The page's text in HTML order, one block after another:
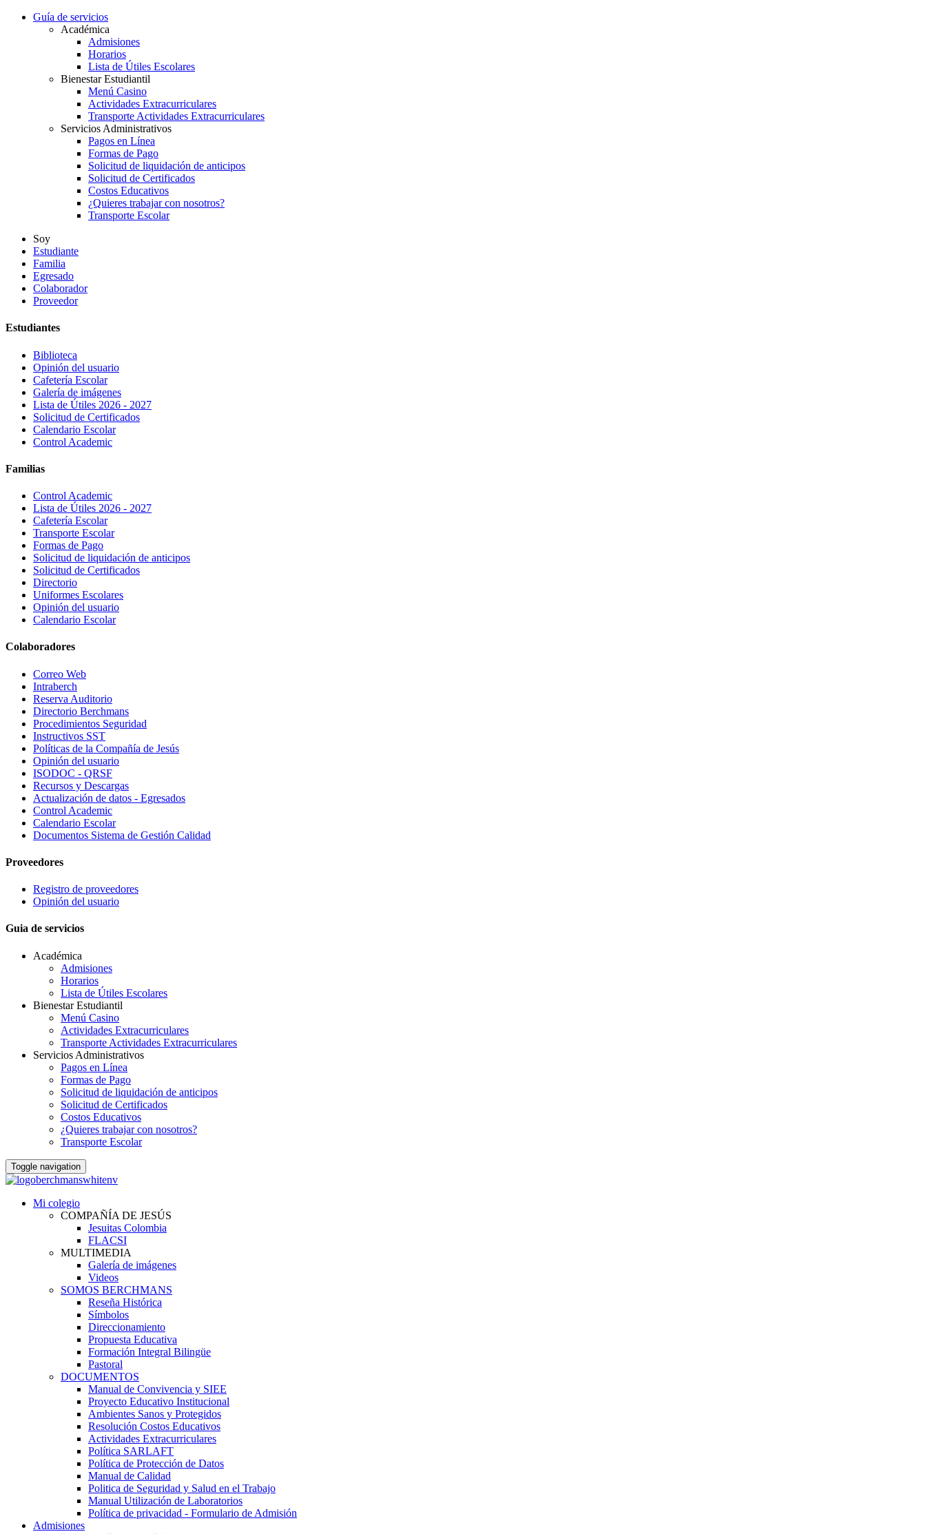
Guía de servicios
Académica
Admisiones
Horarios
Lista de Útiles Escolares
Bienestar Estudiantil
Menú Casino
Actividades Extracurriculares
Transporte Actividades Extracurriculares
Servicios Administrativos
Pagos en Línea
Formas de Pago
Solicitud de liquidación de anticipos
Solicitud de Certificados
Costos Educativos
¿Quieres trabajar con nosotros?
Transporte Escolar
Soy
Estudiante
Familia
Egresado
Colaborador
Proveedor
Estudiantes
Biblioteca
Opinión del usuario
Cafetería Escolar
Galería de imágenes
Lista de Útiles 2026 - 2027
Solicitud de Certificados
Calendario Escolar
Control Academic
Familias
Control Academic
Lista de Útiles 2026 - 2027
Cafetería Escolar
Transporte Escolar
Formas de Pago
Solicitud de liquidación de anticipos
Solicitud de Certificados
Directorio
Uniformes Escolares
Opinión del usuario
Calendario Escolar
Colaboradores
Correo Web
Intraberch
Reserva Auditorio
Directorio Berchmans
Procedimientos Seguridad
Instructivos SST
Políticas de la Compañía de Jesús
Opinión del usuario
ISODOC - QRSF
Recursos y Descargas
Actualización de datos - Egresados
Control Academic
Calendario Escolar
Documentos Sistema de Gestión Calidad
Proveedores
Registro de proveedores
Opinión del usuario
Guia de servicios
Académica
Admisiones
Horarios
Lista de Útiles Escolares
Bienestar Estudiantil
Menú Casino
Actividades Extracurriculares
Transporte Actividades Extracurriculares
Servicios Administrativos
Pagos en Línea
Formas de Pago
Solicitud de liquidación de anticipos
Solicitud de Certificados
Costos Educativos
¿Quieres trabajar con nosotros?
Transporte Escolar
Toggle navigation
Mi colegio
COMPAÑÍA DE JESÚS
Jesuitas Colombia
FLACSI
MULTIMEDIA
Galería de imágenes
Videos
SOMOS BERCHMANS
Reseña Histórica
Símbolos
Direccionamiento
Propuesta Educativa
Formación Integral Bilingüe
Pastoral
DOCUMENTOS
Manual de Convivencia y SIEE
Proyecto Educativo Institucional
Ambientes Sanos y Protegidos
Resolución Costos Educativos
Actividades Extracurriculares
Política SARLAFT
Política de Protección de Datos
Manual de Calidad
Politica de Seguridad y Salud en el Trabajo
Manual Utilización de Laboratorios
Política de privacidad - Formulario de Admisión
Admisiones